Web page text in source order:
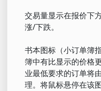
交易量显示在报价下
涨/下跌。
书本图标（小订单簿
簿中有比显示的价格
业最低要求的订单将
理。将鼠标悬停在该